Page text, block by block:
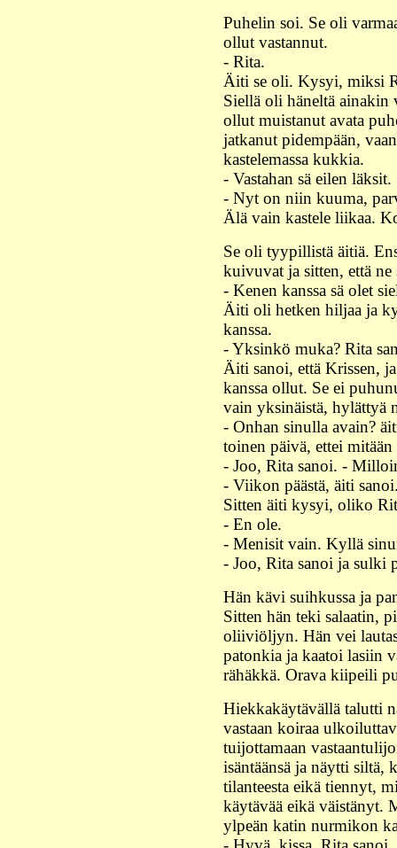
Puhelin soi. Se oli
ollut vastannut.
- Rita.
Äiti se oli. Kysyi, miksi
Siellä oli häneltä ainakin
ollut muistanut avata
jatkanut pidempään,
kastelemassa kukkia.
- Vastahan sä eilen läksit.
- Nyt on niin kuuma,
Älä vain kastele liikaa.
Se oli tyypillistä äitiä.
kuivuvat ja sitten, että
- Kenen kanssa sä olet
Äiti oli hetken hiljaa ja
kanssa.
- Yksinkö muka? Rita
Äiti sanoi, että Krissen,
kanssa ollut. Se ei
vain yksinäistä, hylättyä
- Onhan sinulla avain?
toinen päivä, ettei mitään
- Joo, Rita sanoi. -
- Viikon päästä, äiti
Sitten äiti kysyi, oliko
- En ole.
- Menisit vain. Kyllä
- Joo, Rita sanoi ja sulki
Hän kävi suihkussa ja
Sitten hän teki salaatin,
oliiviöljyn. Hän vei
patonkia ja kaatoi lasiin
rähäkkä. Orava kiipeili
Hiekkakäytävällä talutti
vastaan koiraa
tuijottamaan
isäntäänsä ja näytti
tilanteesta eikä tiennyt,
käytävää eikä väistänyt.
ylpeän katin nurmikon